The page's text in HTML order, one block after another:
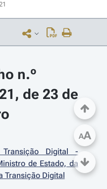
n.º
de 23 de
Digital -
de Estado, da
Transição Digital
AA